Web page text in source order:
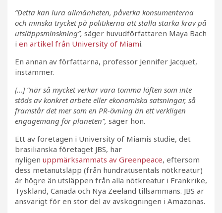
”Detta kan lura allmänheten, påverka konsumenterna
och minska trycket på politikerna att ställa starka krav på
utsläppsminskning”, säger huvudförfattaren Maya Bach
i en artikel från University of Miami.
En annan av författarna, professor Jennifer Jacquet,
instämmer.
[…] ”när så mycket verkar vara tomma löften som inte
stöds av konkret arbete eller ekonomiska satsningar, så
framstår det mer som en PR-övning än ett verkligen
engagemang för planeten”, säger hon.
Ett av företagen i University of Miamis studie, det
brasilianska företaget JBS, har
nyligen uppmärksammats av Greenpeace, eftersom
dess metanutsläpp (från hundratusentals nötkreatur)
är högre än utsläppen från alla nötkreatur i Frankrike,
Tyskland, Canada och Nya Zeeland tillsammans. JBS är
ansvarigt för en stor del av avskogningen i Amazonas.